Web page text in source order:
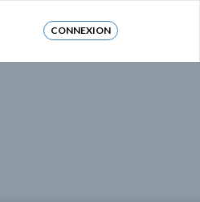
CONNEXION